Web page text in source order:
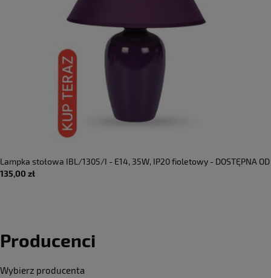
Lampka stołowa IBL/1305/I - E14, 35W, IP20 fioletowy - DOSTĘPNA OD
RĘKI
135,00 zł
Producenci
Wybierz producenta